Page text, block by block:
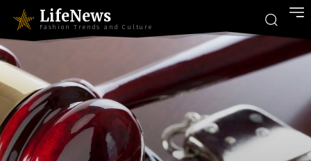
LifeNews
Fashion Trends and Culture